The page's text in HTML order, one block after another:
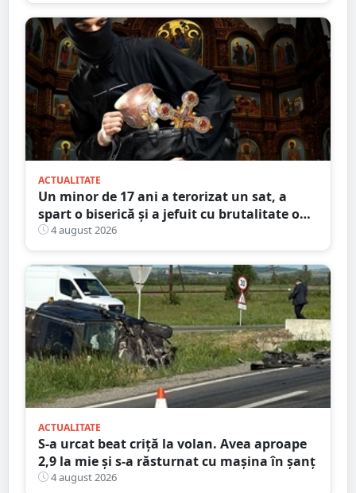
ACTUALITATE
Un minor de 17 ani a terorizat un sat, a
spart o biserică și a jefuit cu brutalitate o
bătrână de 80 de ani
4 august 2026
ACTUALITATE
S-a urcat beat criță la volan. Avea aproape
2,9 la mie și s-a răsturnat cu mașina în șanț
4 august 2026